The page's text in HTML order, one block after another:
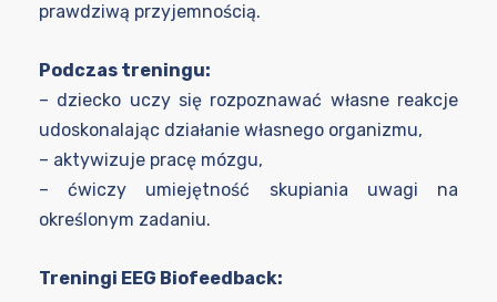
prawdziwą przyjemnością.
Podczas treningu:
– dziecko uczy się rozpoznawać własne reakcje
udoskonalając działanie własnego organizmu,
– aktywizuje pracę mózgu,
– ćwiczy umiejętność skupiania uwagi na
określonym zadaniu.
Treningi EEG Biofeedback: